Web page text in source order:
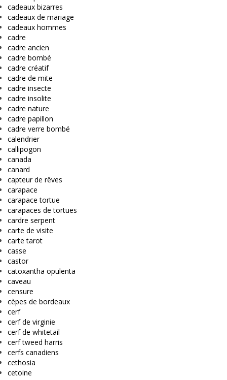
cadeaux bizarres
cadeaux de mariage
cadeaux hommes
cadre
cadre ancien
cadre bombé
cadre créatif
cadre de mite
cadre insecte
cadre insolite
cadre nature
cadre papillon
cadre verre bombé
calendrier
callipogon
canada
canard
capteur de rêves
carapace
carapace tortue
carapaces de tortues
cardre serpent
carte de visite
carte tarot
casse
castor
catoxantha opulenta
caveau
censure
cèpes de bordeaux
cerf
cerf de virginie
cerf de whitetail
cerf tweed harris
cerfs canadiens
cethosia
cetoine